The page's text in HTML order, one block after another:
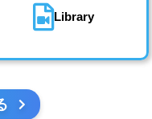
Library